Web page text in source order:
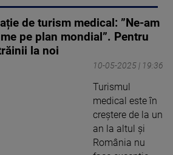
de turism medical: ”Ne-am
pe plan mondial”. Pentru
la noi
10-05-2025 | 19:36
Turismul
medical este în
creștere de la un
an la altul și
România nu